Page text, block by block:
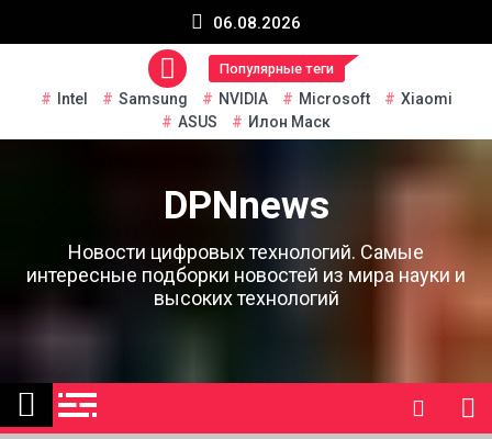
06.08.2026
Популярные теги
Intel Samsung NVIDIA Microsoft
Xiaomi
ASUS
Илон Маск
DPNnews
Новости цифровых технологий. Самые
интересные подборки новостей из мира науки и
высоких технологий